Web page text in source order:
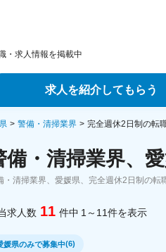
・求人情報を掲載中
求人を紹介してもらう
エージェントサービス
スカウトサービス
警備・清掃業界 完全週休2日制の転
備・清掃業界、
・清掃業界、愛媛県、完全週休2日制の転
求人数 11 件中 1～11件を表示
媛県のみで募集中(6)